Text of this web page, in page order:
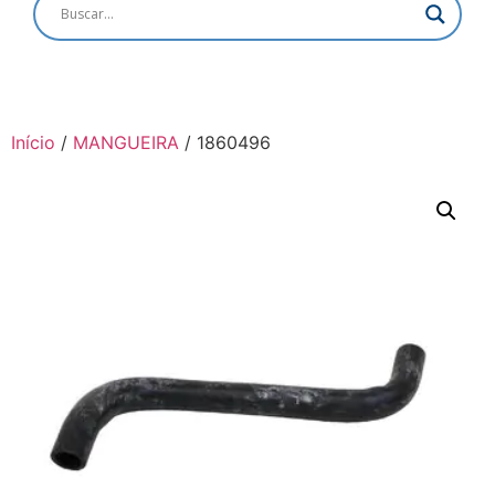
Início / MANGUEIRA / 1860496